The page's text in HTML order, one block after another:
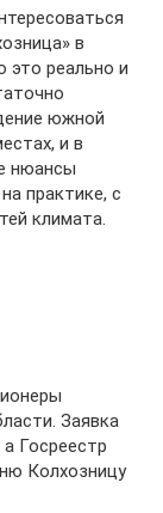
в
это реально и
южной
и в
нюансы
практике, с
климата.
Заявка
Госреестр
Колхозницу